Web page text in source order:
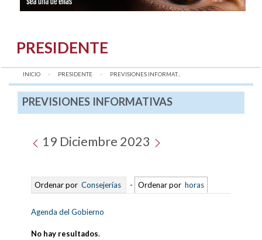
PRESIDENTE
INICIO PRESIDENTE AQUÍ:
PREVISIONES INFORMAT...
PREVISIONES INFORMATIVAS
19 Diciembre 2023
Ordenar por Consejerías - Ordenar por horas
Agenda del Gobierno
No hay resultados.